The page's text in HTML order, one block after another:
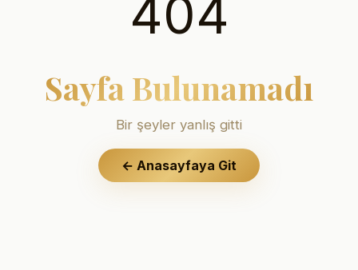
404
Sayfa Bulunamadı
Bir şeyler yanlış gitti
← Anasayfaya Git